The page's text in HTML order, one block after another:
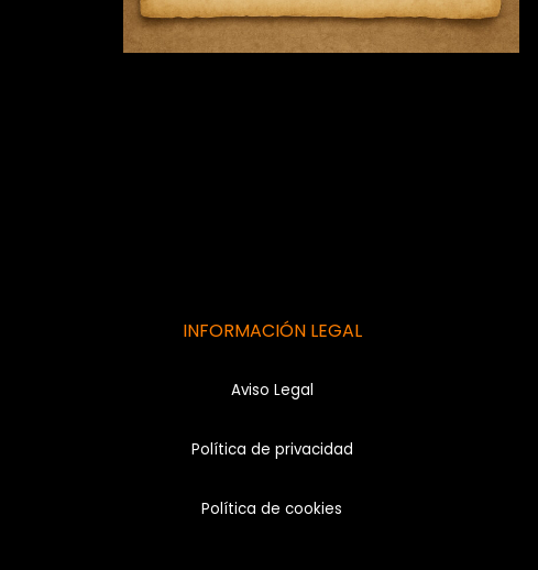
INFORMACIÓN LEGAL
Aviso Legal
Política de privacidad
Política de cookies